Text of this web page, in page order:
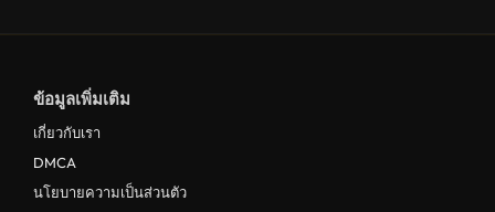
ข้อมูลเพิ่มเติม
เกี่ยวกับเรา
DMCA
นโยบายความเป็นส่วนตัว